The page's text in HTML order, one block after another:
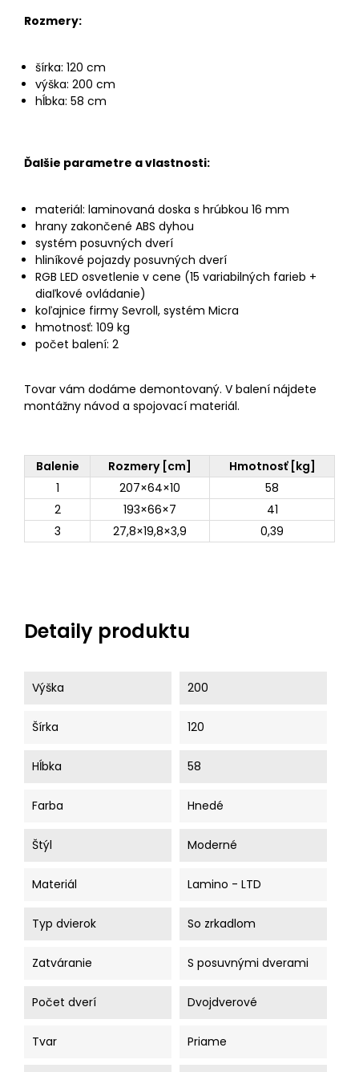
Rozmery:
šírka: 120 cm
výška: 200 cm
hĺbka: 58 cm
Ďalšie parametre a vlastnosti:
materiál: laminovaná doska s hrúbkou 16 mm
hrany zakončené ABS dyhou
systém posuvných dverí
hliníkové pojazdy posuvných dverí
RGB LED osvetlenie v cene (15 variabilných farieb +
diaľkové ovládanie)
koľajnice firmy Sevroll, systém Micra
hmotnosť: 109 kg
počet balení: 2
Tovar vám dodáme demontovaný. V balení nájdete
montážny návod a spojovací materiál.
Balenie Rozmery [cm]
Hmotnosť [kg]
1
207×64×10
58
2
193×66×7
41
3
27,8×19,8×3,9 0,39
Detaily produktu
Výška 200
Šírka 120
Hĺbka 58
Farba Hnedé
Štýl Moderné
Materiál Lamino - LTD
Typ dvierok So zrkadlom
Zatváranie S posuvnými dverami
Počet dverí Dvojdverové
Tvar Priame